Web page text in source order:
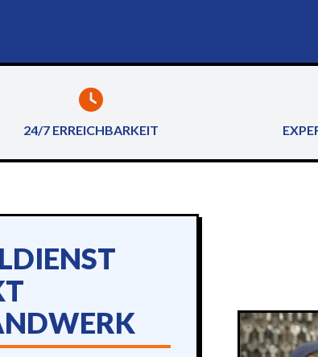
24/7 ERREICHBARKEIT